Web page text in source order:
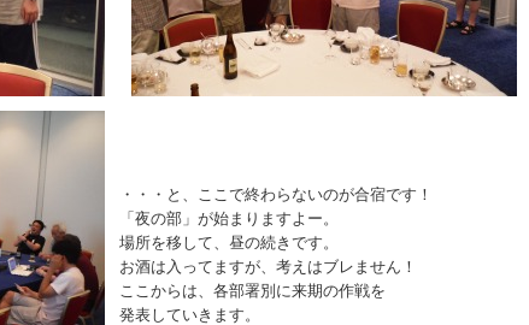
・・・と、ここで終わらないのが合宿です！
「夜の部」が始まりますよー。
場所を移して、昼の続きです。
お酒は入ってますが、考えはブレません！
ここからは、各部署別に来期の作戦を
発表していきます。